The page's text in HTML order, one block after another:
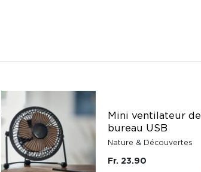
Mini ventilateur de
bureau USB
Nature & Découvertes
Fr. 23.90